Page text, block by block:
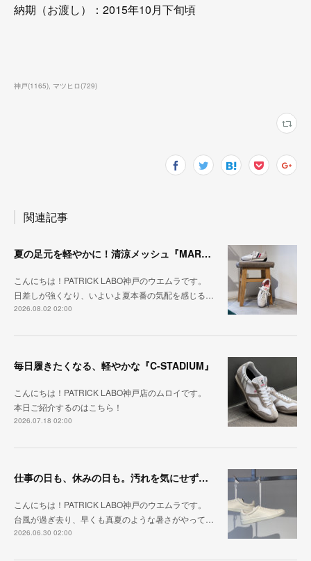
納期（お渡し）：2015年10月下旬頃
神戸(1165) マツヒロ(729)
関連記事
夏の足元を軽やかに！清涼メッシュ『MARATHON-ME2』
こんにちは！PATRICK LABO神戸のウエムラです。
日差しが強くなり、いよいよ夏本番の気配を感じる…
2026.08.02 02:00
毎日履きたくなる、軽やかな『C-STADIUM』
こんにちは！PATRICK LABO神戸店のムロイです。
本日ご紹介するのはこちら！
2026.07.18 02:00
仕事の日も、休みの日も。汚れを気にせず毎日履ける『PUNCH-WP_WHT』
こんにちは！PATRICK LABO神戸のウエムラです。
台風が過ぎ去り、早くも真夏のような暑さがやって…
2026.06.30 02:00